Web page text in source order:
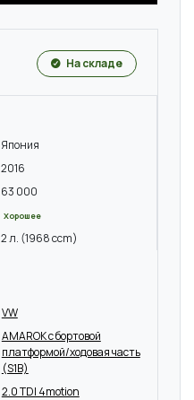
На складе
Япония
2016
63 000
Хорошее
2 л. (1968 ccm)
VW
AMAROK c бортовой
платформой/ходовая часть
(S1B)
2.0 TDI 4motion